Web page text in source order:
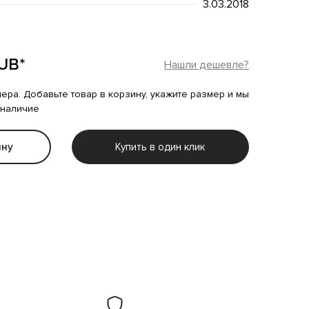
3.03.2018
Нашли дешевле?
Добавьте товар в корзину, укажите размер и мы
Купить в один клик